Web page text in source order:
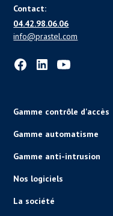
Contact:
04.42.98.06.06
info@prastel.com
Gamme contrôle d'accès
Gamme automatisme
Gamme anti-intrusion
Nos logiciels
La société